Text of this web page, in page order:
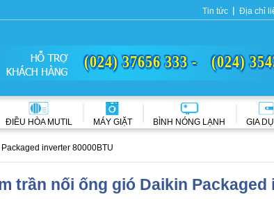
Tin tức Địa chỉ
(024) 37656 333 - (024)
ĐIỀU HÒA MUTIL MÁY GIẶT BÌNH NÓNG LẠNH GIA
inverter 80000BTU
trần nối ống gió Daikin Packaged